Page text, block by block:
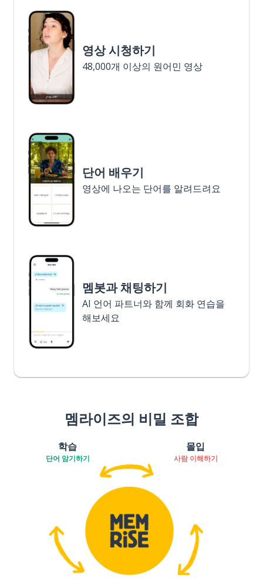
영상 시청하기
48,000개 이상의 원어민 영상
단어 배우기
영상에 나오는 단어를 알려드려요
멤봇과 채팅하기
AI 언어 파트너와 함께 회화 연습을
해보세요
멤라이즈의 비밀 조합
학습
단어 암기하기
몰입
사람 이해하기